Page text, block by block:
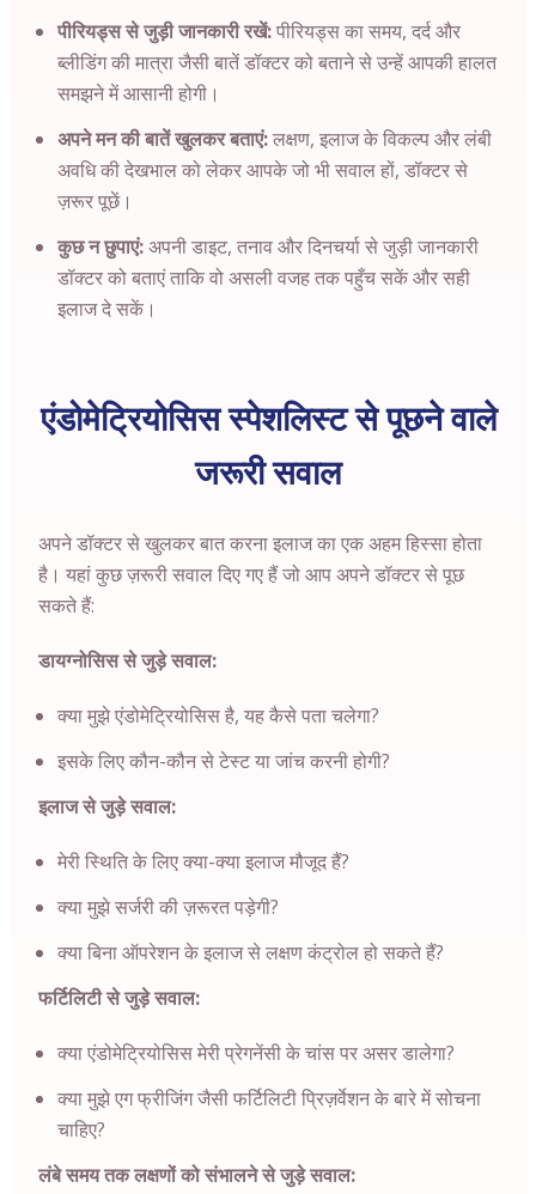
पीरियड्स से जुड़ी जानकारी रखें:पीरियड्स का समय, दर्द और
ब्लीडिंग की मात्रा जैसी बातें डॉक्टर को बताने से उन्हें आपकी हालत
समझने में आसानी होगी।
अपने मन की बातें खुलकर बताएं:लक्षण, इलाज के विकल्प और लंबी
अवधि की देखभाल को लेकर आपके जो भी सवाल हों, डॉक्टर से
ज़रूर पूछें।
कुछ न छुपाएं:अपनी डाइट, तनाव और दिनचर्या से जुड़ी जानकारी
डॉक्टर को बताएं ताकि वो असली वजह तक पहुँच सकें और सही
इलाज दे सकें।
एंडोमेट्रियोसिस स्पेशलिस्ट से पूछने वाले
जरूरी सवाल
अपने डॉक्टर से खुलकर बात करना इलाज का एक अहम हिस्सा होता
है। यहां कुछ ज़रूरी सवाल दिए गए हैं जो आप अपने डॉक्टर से पूछ
सकते हैं:
डायग्नोसिस से जुड़े सवाल:
क्या मुझे एंडोमेट्रियोसिस है, यह कैसे पता चलेगा?
इसके लिए कौन-कौन से टेस्ट या जांच करनी होगी?
इलाज से जुड़े सवाल:
मेरी स्थिति के लिए क्या-क्या इलाज मौजूद हैं?
क्या मुझे सर्जरी की ज़रूरत पड़ेगी?
क्या बिना ऑपरेशन के इलाज से लक्षण कंट्रोल हो सकते हैं?
फर्टिलिटी से जुड़े सवाल:
क्या एंडोमेट्रियोसिस मेरी प्रेगनेंसी के चांस पर असर डालेगा?
क्या मुझे एग फ्रीजिंग जैसी फर्टिलिटी प्रिज़र्वेशन के बारे में सोचना
चाहिए?
लंबे समय तक लक्षणों को संभालने से जुड़े सवाल: